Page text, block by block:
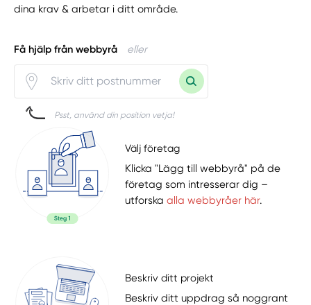
dina krav & arbetar i ditt område.
Få hjälp från webbyrå eller
Psst, använd din position vetja!
Välj företag
Klicka "Lägg till webbyrå" på de
företag som intresserar dig –
utforskaalla webbyråer här.
Beskriv ditt projekt
Beskriv ditt uppdrag så noggrant